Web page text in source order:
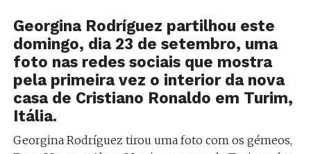
Georgina Rodríguez partilhou este
domingo, dia 23 de setembro, uma
foto nas redes sociais que mostra
pela primeira vez o interior da nova
casa de Cristiano Ronaldo em Turim,
Itália.
Georgina Rodríguez tirou uma foto com os gémeos,